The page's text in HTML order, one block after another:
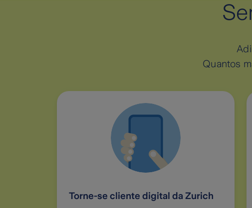
Quantos
Torne-se cliente digital da Zurich